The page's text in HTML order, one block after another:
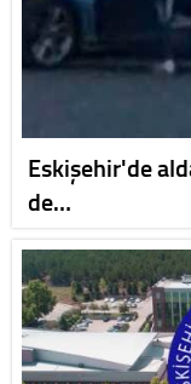
Eskişehir'de
de…